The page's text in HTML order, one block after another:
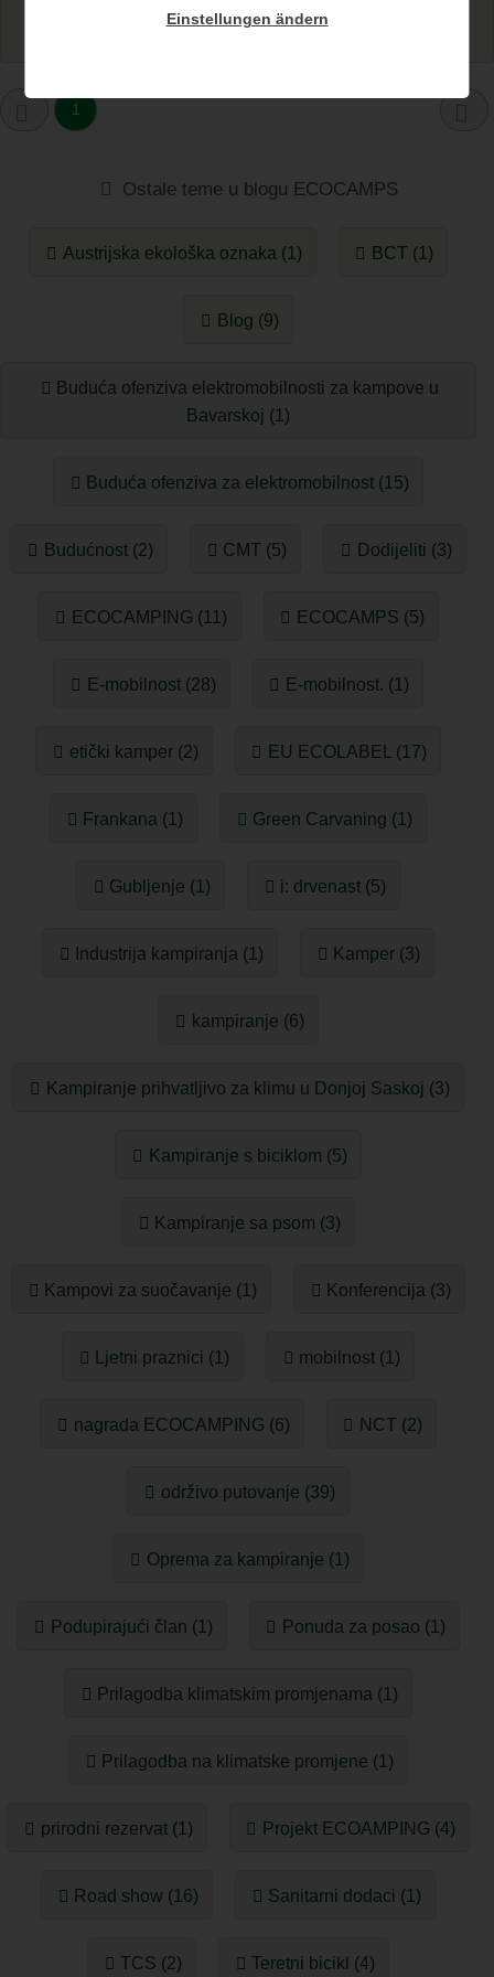
Nastavi čitati...
1
Ostale teme u blogu ECOCAMPS
Austrijska ekološka oznaka (1) BCT (1)
Blog (9)
Buduća ofenziva elektromobilnosti za kampove u
Bavarskoj (1)
Buduća ofenziva za elektromobilnost (15)
Budućnost (2) CMT (5) Dodijeliti (3)
ECOCAMPING (11) ECOCAMPS (5)
E-mobilnost (28) E-mobilnost. (1)
etički kamper (2) EU ECOLABEL (17)
Frankana (1) Green Carvaning (1)
Gubljenje (1) i: drvenast (5)
Industrija kampiranja (1) Kamper (3)
kampiranje (6)
Kampiranje prihvatljivo za klimu u Donjoj Saskoj (3)
Kampiranje s biciklom (5)
Kampiranje sa psom (3)
Kampovi za suočavanje (1) Konferencija (3)
Ljetni praznici (1) mobilnost (1)
nagrada ECOCAMPING (6) NCT (2)
održivo putovanje (39)
Oprema za kampiranje (1)
Podupirajući član (1) Ponuda za posao (1)
Prilagodba klimatskim promjenama (1)
Prilagodba na klimatske promjene (1)
prirodni rezervat (1) Projekt ECOAMPING (4)
Road show (16) Sanitarni dodaci (1)
TCS (2) Teretni bicikl (4)
Einstellungen ändern